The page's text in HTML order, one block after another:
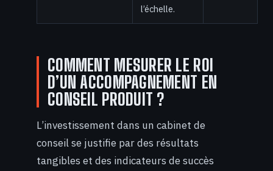
l’échelle.
COMMENT MESURER LE ROI
D’UN ACCOMPAGNEMENT EN
CONSEIL PRODUIT ?
L’investissement dans un cabinet de
conseil se justifie par des résultats
tangibles et des indicateurs de succès